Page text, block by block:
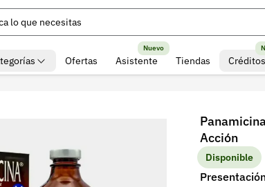
lo que necesitas
Ofertas Asistente
Nuevo
Tiendas Créditos
Acción
Disponible